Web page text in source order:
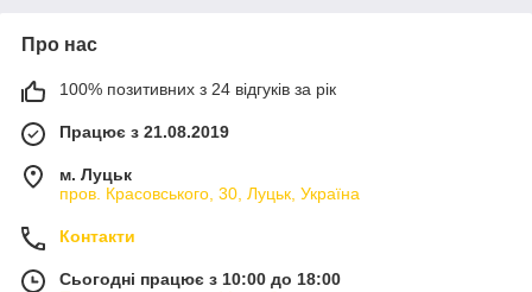
Про нас
100% позитивних з 24 відгуків за рік
Працює з 21.08.2019
м. Луцьк
пров. Красовського, 30, Луцьк, Україна
Контакти
Сьогодні працює з 10:00 до 18:00